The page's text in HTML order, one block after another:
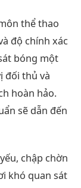
thể thao
độ chính xác
bóng một
đối thủ và
hoàn hảo.
sẽ dẫn đến
chập chờn
khó quan sát